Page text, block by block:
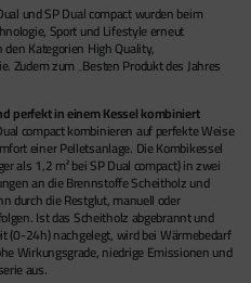
und SP Dual compact wurden beim
Sport und Lifestyle erneut
Kategorien High Quality,
Zudem zum „Besten Produkt des Jahres
perfekt in einem Kessel kombiniert
compact kombinieren auf perfekte Weise
einer Pelletsanlage. Die Kombikessel
als 1,2 m² bei SP Dual compact) in zwei
an die Brennstoffe Scheitholz und
durch die Restglut, manuell oder
Ist das Scheitholz abgebrannt und
24h) nachgelegt, wird bei Wärmebedarf
Wirkungsgrade, niedrige Emissionen und
aus.